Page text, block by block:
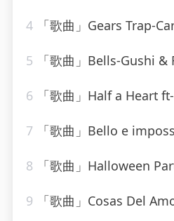
4 「歌曲」Gears Trap-
5 「歌曲」Bells-Gushi &
6 「歌曲」Half a Heart ft-DJ其哥
7 「歌曲」Bello e
8 「歌曲」Halloween Party-
9 「歌曲」Cosas Del Amor-